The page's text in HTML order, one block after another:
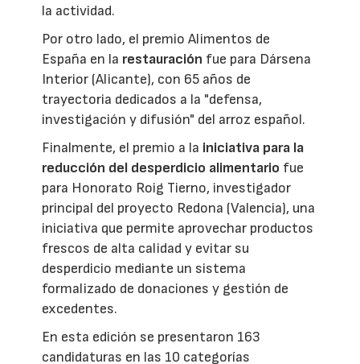
la actividad.
Por otro lado, el premio Alimentos de
España en la restauración fue para Dársena
Interior (Alicante), con 65 años de
trayectoria dedicados a la "defensa,
investigación y difusión" del arroz español.
Finalmente, el premio a la iniciativa para la
reducción del desperdicio alimentario fue
para Honorato Roig Tierno, investigador
principal del proyecto Redona (Valencia), una
iniciativa que permite aprovechar productos
frescos de alta calidad y evitar su
desperdicio mediante un sistema
formalizado de donaciones y gestión de
excedentes.
En esta edición se presentaron 163
candidaturas en las 10 categorías